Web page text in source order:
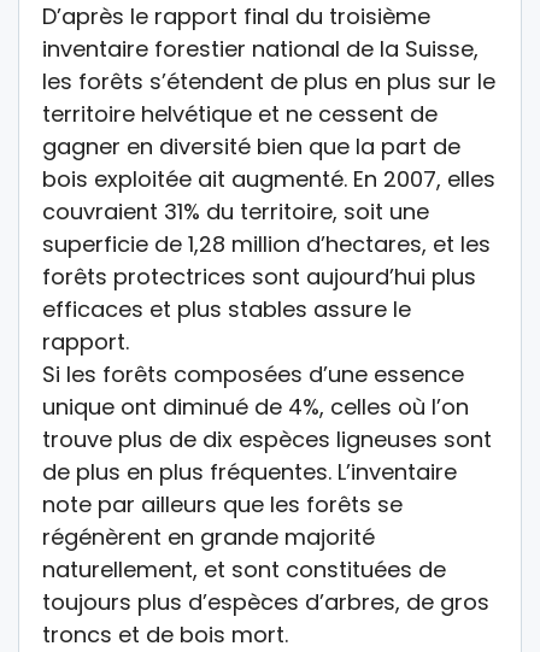
D’après le rapport final du troisième
inventaire forestier national de la Suisse,
les forêts s’étendent de plus en plus sur le
territoire helvétique et ne cessent de
gagner en diversité bien que la part de
bois exploitée ait augmenté. En 2007, elles
couvraient 31% du territoire, soit une
superficie de 1,28 million d’hectares, et les
forêts protectrices sont aujourd’hui plus
efficaces et plus stables assure le
rapport.
Si les forêts composées d’une essence
unique ont diminué de 4%, celles où l’on
trouve plus de dix espèces ligneuses sont
de plus en plus fréquentes. L’inventaire
note par ailleurs que les forêts se
régénèrent en grande majorité
naturellement, et sont constituées de
toujours plus d’espèces d’arbres, de gros
troncs et de bois mort.